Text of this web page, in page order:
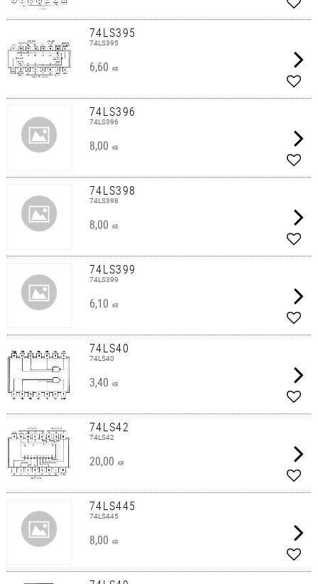
74LS395
74LS395
6,60 KR
74LS396
74LS396
8,00 KR
74LS398
74LS398
8,00 KR
74LS399
74LS399
6,10 KR
74LS40
74LS40
3,40 KR
74LS42
74LS42
20,00 KR
74LS445
74LS445
8,00 KR